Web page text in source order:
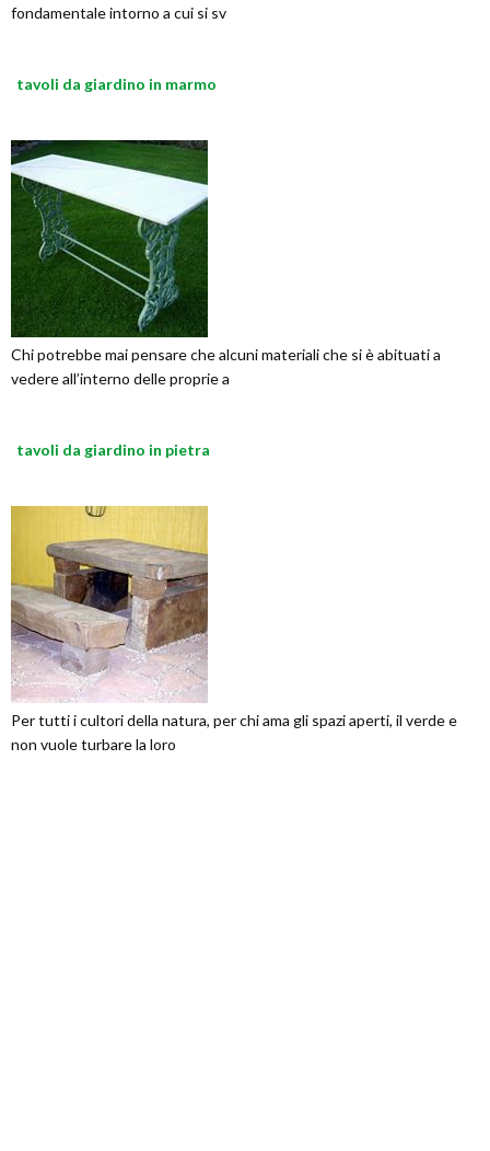
fondamentale intorno a cui si sv
tavoli da giardino in marmo
Chi potrebbe mai pensare che alcuni materiali che si è abituati a
vedere all’interno delle proprie a
tavoli da giardino in pietra
Per tutti i cultori della natura, per chi ama gli spazi aperti, il verde e
non vuole turbare la loro